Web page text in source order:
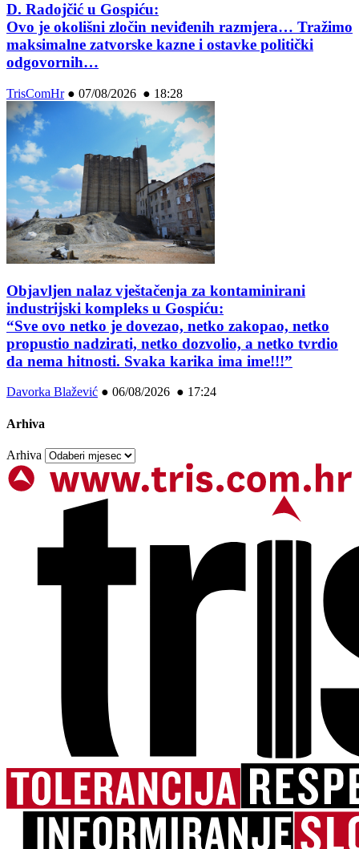
D. Radojčić u Gospiću:
Ovo je okolišni zločin neviđenih razmjera… Tražimo
maksimalne zatvorske kazne i ostavke politički
odgovornih…
TrisComHr● 07/08/2026 ● 18:28
Objavljen nalaz vještačenja za kontaminirani
industrijski kompleks u Gospiću:
“Sve ovo netko je dovezao, netko zakopao, netko
propustio nadzirati, netko dozvolio, a netko tvrdio
da nema hitnosti. Svaka karika ima ime!!!”
Davorka Blažević ● 06/08/2026 ● 17:24
Arhiva
Arhiva